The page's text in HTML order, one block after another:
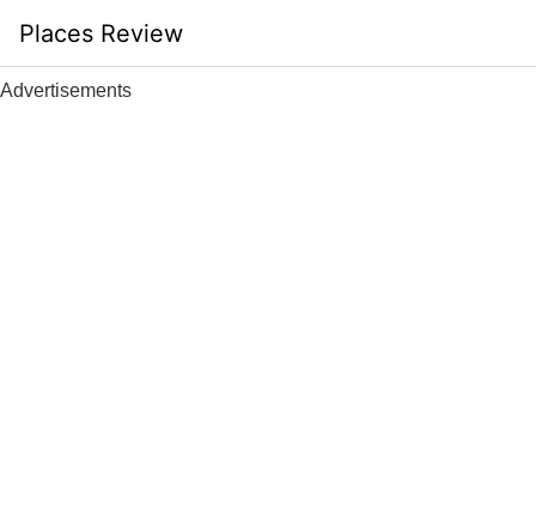
content
Places Review
Advertisements